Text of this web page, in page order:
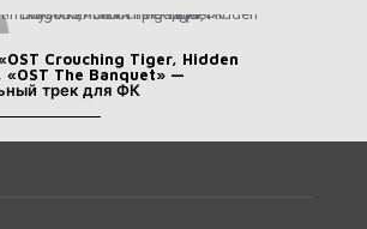
Crouching Tiger, Hidden
«OST The Banquet» —
трек для ФК